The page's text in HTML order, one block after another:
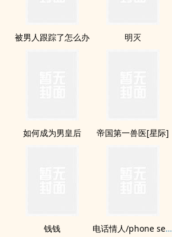
被男人跟踪了怎么办 明灭
如何成为男皇后 帝国第一兽医[星际]
钱钱 电话情人/phone sex(H)